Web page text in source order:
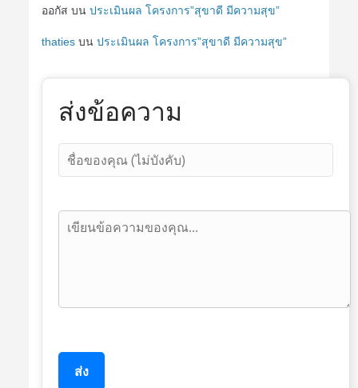
ออกัส บน ประเมินผล โครงการ”สุขาดี มีความสุข”
thatiesบน ประเมินผล โครงการ”สุขาดี มีความสุข”
ส่งข้อความ
ส่ง